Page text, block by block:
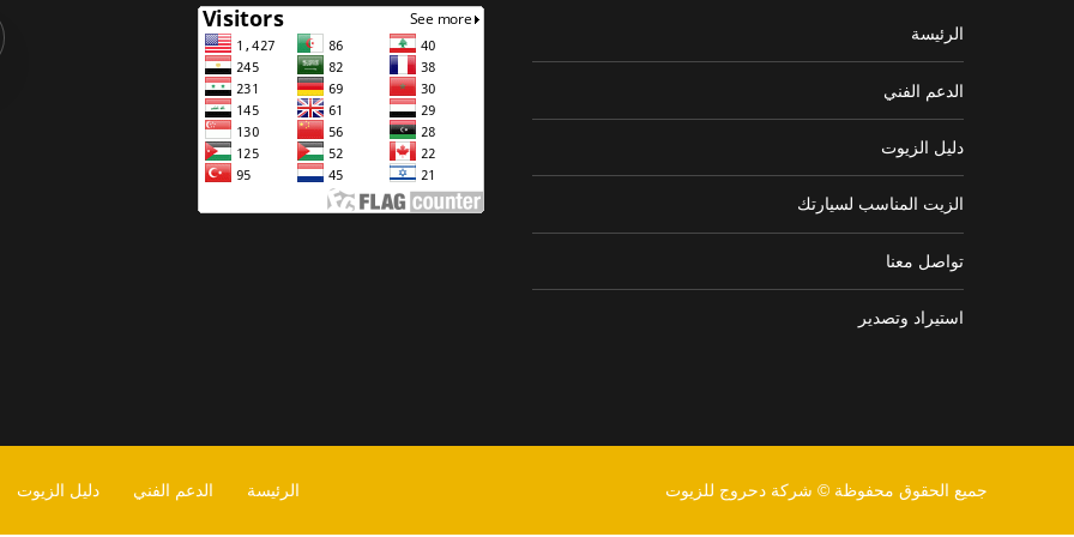
الرئيسة
الدعم الفني
دليل الزيوت
الزيت المناسب لسيارتك
تواصل معنا
استيراد وتصدير
جميع الحقوق محفوظة © شركة دحروج للزيوت الرئيسة الدعم الفني دليل الزيوت